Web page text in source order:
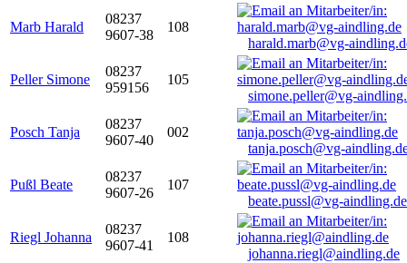
Marb Harald
08237
9607-38
108
harald.marb@vg-
Peller Simone
08237
959156
105
simone.peller@vg-
Posch Tanja
08237
9607-40
002
tanja.posch@vg-
Pußl Beate
08237
9607-26
107
beate.pussl@vg-aindling.de
Riegl Johanna
08237
9607-41
108
johanna.riegl@aindling.de